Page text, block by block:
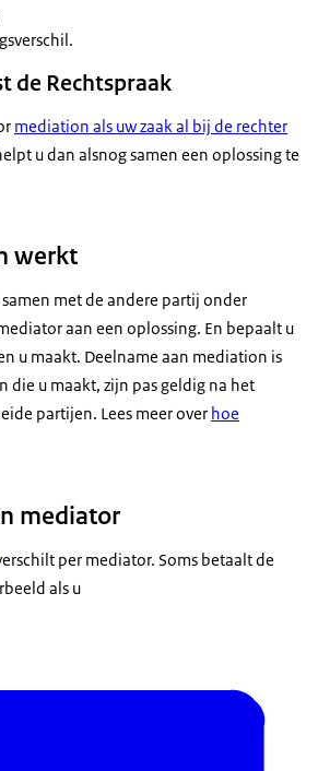
de Rechtspraak
mediation als uw zaak al bij de rechter
u dan alsnog samen een oplossing te
werkt
met de andere partij onder
aan een oplossing. En bepaalt u
u maakt. Deelname aan mediation is
die u maakt, zijn pas geldig na het
partijen. Lees meer over hoe
mediator
per mediator. Soms betaalt de
als u